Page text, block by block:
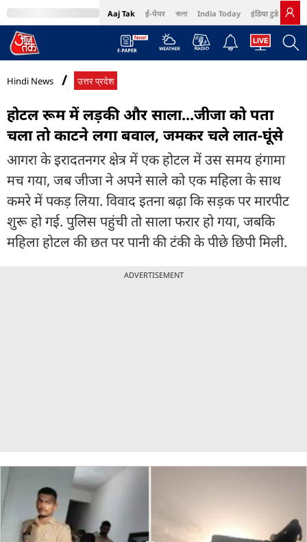
Aaj Tak ई-पेपर বাংলা India Today इंडिया टुडे हिंदी
MumbaiTak Cosmopolitan Harper's Bazaar Northeast
Hindi News उत्तर प्रदेश
होटल रूम में लड़की और साला...जीजा को पता
चला तो काटने लगा बवाल, जमकर चले लात-घूंसे
आगरा के इरादतनगर क्षेत्र में एक होटल में उस समय हंगामा
मच गया, जब जीजा ने अपने साले को एक महिला के साथ
कमरे में पकड़ लिया. विवाद इतना बढ़ा कि सड़क पर मारपीट
शुरू हो गई. पुलिस पहुंची तो साला फरार हो गया, जबकि
महिला होटल की छत पर पानी की टंकी के पीछे छिपी मिली.
ADVERTISEMENT